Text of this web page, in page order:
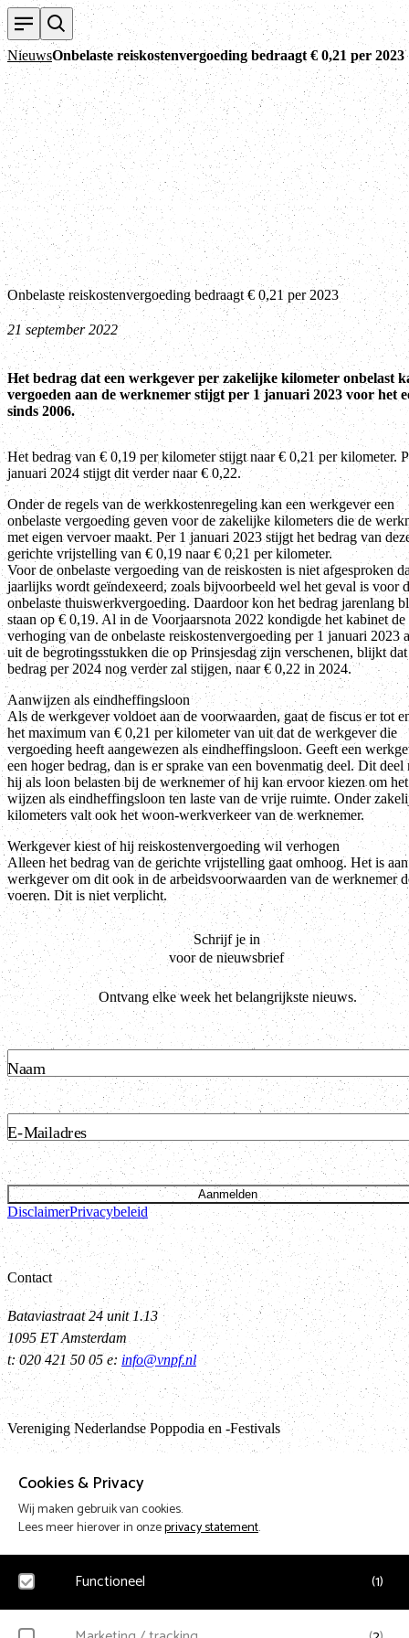
Cookies & Privacy
Wij maken gebruik van cookies.
Lees meer hierover in onzeprivacy statement.
Functioneel (1)
NieuwsOnbelaste reiskostenvergoeding bedraagt € 0,21 per 2023
Onbelaste reiskostenvergoeding bedraagt € 0,21 per 2023
21 september 2022
Het bedrag dat een werkgever per zakelijke kilometer onbelast
vergoeden aan de werknemer stijgt per 1 januari 2023 voor het
sinds 2006.
Het bedrag van € 0,19 per kilometer stijgt naar € 0,21 per kilometer.
januari 2024 stijgt dit verder naar € 0,22.
Onder de regels van de werkkostenregeling kan een werkgever een
onbelaste vergoeding geven voor de zakelijke kilometers die de
met eigen vervoer maakt. Per 1 januari 2023 stijgt het bedrag van
gerichte vrijstelling van € 0,19 naar € 0,21 per kilometer.
Voor de onbelaste vergoeding van de reiskosten is niet afgesproken
jaarlijks wordt geïndexeerd, zoals bijvoorbeeld wel het geval is voor
onbelaste thuiswerkvergoeding. Daardoor kon het bedrag jarenlang
staan op € 0,19. Al in de Voorjaarsnota 2022 kondigde het kabinet de
verhoging van de onbelaste reiskostenvergoeding per 1 januari 2023
uit de begrotingsstukken die op Prinsjesdag zijn verschenen, blijkt
bedrag per 2024 nog verder zal stijgen, naar € 0,22 in 2024.
Aanwijzen als eindheffingsloon
Als de werkgever voldoet aan de voorwaarden, gaat de fiscus er tot
het maximum van € 0,21 per kilometer van uit dat de werkgever die
vergoeding heeft aangewezen als eindheffingsloon. Geeft een
een hoger bedrag, dan is er sprake van een bovenmatig deel. Dit deel
hij als loon belasten bij de werknemer of hij kan ervoor kiezen om het
wijzen als eindheffingsloon ten laste van de vrije ruimte. Onder
kilometers valt ook het woon-werkverkeer van de werknemer.
Werkgever kiest of hij reiskostenvergoeding wil verhogen
Alleen het bedrag van de gerichte vrijstelling gaat omhoog. Het is
werkgever om dit ook in de arbeidsvoorwaarden van de werknemer
voeren. Dit is niet verplicht.
Schrijf je in
voor de nieuwsbrief
Ontvang elke week het belangrijkste nieuws.
Naam
E-Mailadres
Aanmelden
DisclaimerPrivacybeleid
Contact
Bataviastraat 24 unit 1.13
1095 ET Amsterdam
t: 020 421 50 05 e: info@vnpf.nl
Vereniging Nederlandse Poppodia en -Festivals
Nederland
Terug